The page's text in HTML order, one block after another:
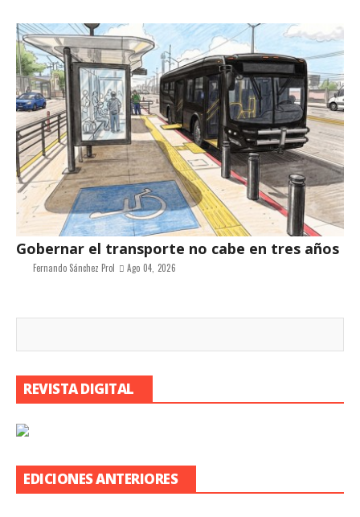
Gobernar el transporte no cabe en tres años
Fernando Sánchez Prol Ago 04, 2026
REVISTA DIGITAL
EDICIONES ANTERIORES